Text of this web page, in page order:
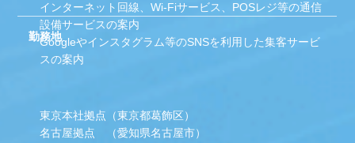
インターネット回線、Wi-Fiサービス、POSレジ等の通信
設備サービスの案内
Googleやインスタグラム等のSNSを利用した集客サービ
スの案内
勤務地
東京本社拠点（東京都葛飾区）
名古屋拠点 （愛知県名古屋市）